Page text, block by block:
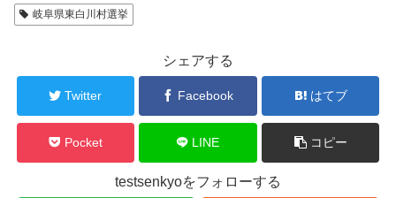
岐阜県東白川村選挙
シェアする
Twitter Facebook はてブ
Pocket LINE コピー
testsenkyoをフォローする